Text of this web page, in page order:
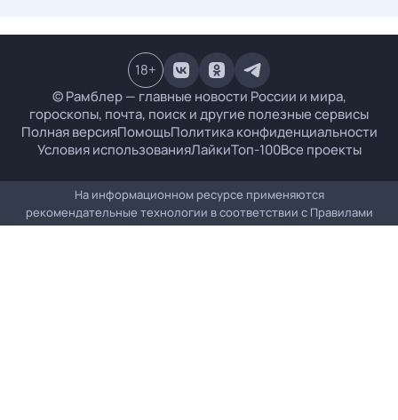
© Рамблер — главные новости России и мира,
гороскопы, почта, поиск и другие полезные сервисы
Полная версияПомощьПолитика конфиденциальности
Условия использованияЛайкиТоп-100Все проекты
18+
На информационном ресурсе применяются
рекомендательные технологии в соответствии с Правилами